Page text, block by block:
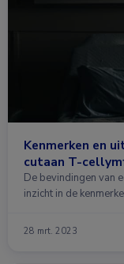
Kenmerken en
cutaan T-
De bevindingen van
inzicht in de
28 mrt. 2023